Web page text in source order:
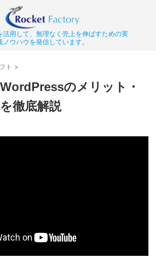
活用して、無理なく売上を伸ばすための実
ノウハウを発信しています。
ト >
のメリット・
徹底解説